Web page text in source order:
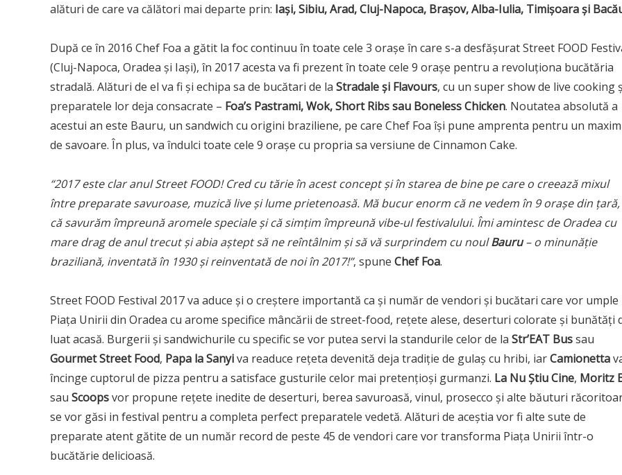
alături de care va călători mai departe prin: Iași, Sibiu, Arad, Cluj-Napoca, Brașov, Alba-Iulia, Timișoara și
După ce în 2016 Chef Foa a gătit la foc continuu în toate cele 3 orașe în care s-a desfășurat Street FOOD
(Cluj-Napoca, Oradea și Iași), în 2017 acesta va fi prezent în toate cele 9 orașe pentru a revoluționa bucătăria
stradală. Alături de el va fi și echipa sa de bucătari de la Stradaleși Flavours, cu un super show de live cooking
preparatele lor deja consacrate – Foa’s Pastrami, Wok, Short Ribs sau Boneless Chicken. Noutatea absolută a
acestui an este Bauru, un sandwich cu origini braziliene, pe care Chef Foa își pune amprenta pentru un maxim
de savoare. În plus, va îndulci toate cele 9 orașe cu propria sa versiune de Cinnamon Cake.
“2017 este clar anul Street FOOD! Cred cu tărieîn acest concept și în starea de bine pe care o creează mixul
între preparate savuroase, muzicăliveși lume prietenoasă. Mă bucur enorm că ne vedem în 9 orașe din țară,
că savurăm împreună aromele speciale și că simțim împreună vibe-ul festivalului. Îmi amintesc de Oradea cu
mare drag de anul trecut și abia aștept săne reîntâlnim și să vă surprindem cu noulBauru–o minunăție
braziliană, inventată în 1930 și reinventată de noi în 2017!”, spune Chef Foa.
Street FOOD Festival 2017 va aduce și o creștere importantă ca și număr de vendori și bucătari care vor umple
Piața Unirii din Oradea cu arome specifice mâncării de street-food, rețete alese, deserturi colorate și bunătăți
luat acasă. Burgerii și sandwichurile cu specific se vor putea servi la standurile celor de la Str’EAT Bussau
Gourmet Street Food, Papa la Sanyiva readuce rețeta devenită deja tradiție de gulaș cu hribi, iarCamionetta
încinge cuptorul de pizza pentru a satisface gusturile celor mai pretențioși gurmanzi. La Nu Știu Cine, Moritz
sau Scoopsvor propune rețete inedite de deserturi, berea savuroasă, vinul, prosecco și alte băuturi
se vor găsi in festival pentru a completa perfect preparatele vedetă. Alături de aceștia vor fi alte sute de
preparate atent gătite de un număr record de peste 45 de vendori care vor transforma Piața Unirii într-o
bucătărie delicioasă.